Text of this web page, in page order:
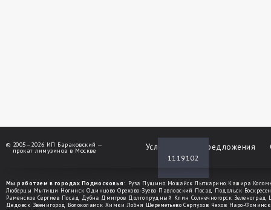
Услуги Спецпредложения
1119102
© 2005—2026 ИП Бараковский —
прокат лимузинов в Москве
Мы работаем в городах Подмосковья: Руза Пущино Можайск Лыткарино Кашира
Люберцы Мытищи Ногинск Одинцово Орехово-Зуево Павловский Посад Подольск
Раменское Сергиев Посад Дубна Дмитров Долгопрудный Клин Солнечногорск Зеленоград
Дедовск Звенигород Волоколамск Химки Лобня Шереметьево Серпухов Чехов Наро-Фоминск